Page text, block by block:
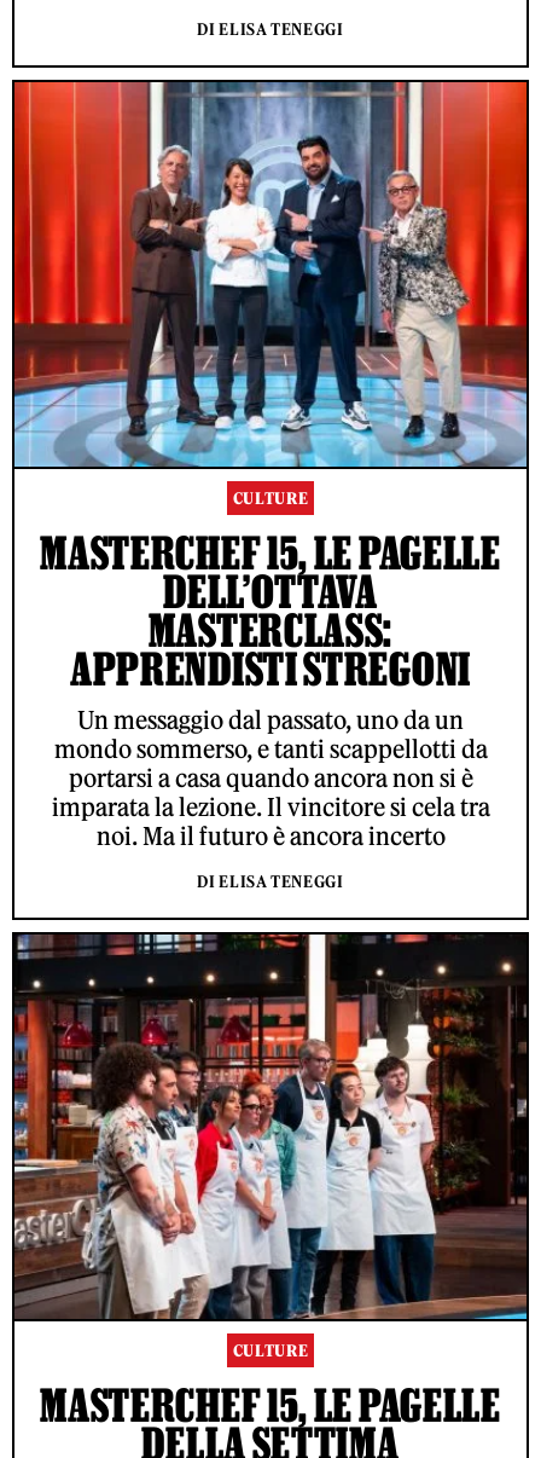
DI ELISA TENEGGI
CULTURE
MASTERCHEF 15, LE PAGELLE
DELL’OTTAVA
MASTERCLASS:
APPRENDISTI STREGONI
Un messaggio dal passato, uno da un
mondo sommerso, e tanti scappellotti da
portarsi a casa quando ancora non si è
imparata la lezione. Il vincitore si cela tra
noi. Ma il futuro è ancora incerto
DI ELISA TENEGGI
CULTURE
MASTERCHEF 15, LE PAGELLE
DELLA SETTIMA